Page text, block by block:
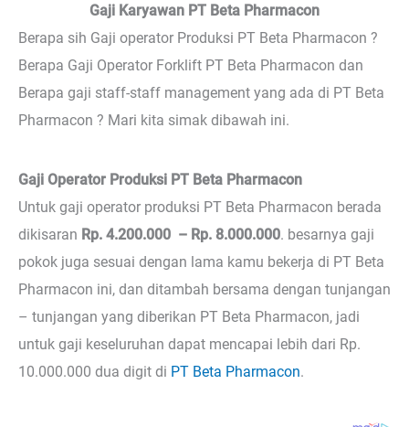
Gaji Karyawan PT Beta Pharmacon
Berapa sih Gaji operator Produksi PT Beta Pharmacon ?
Berapa Gaji Operator Forklift PT Beta Pharmacon dan
Berapa gaji staff-staff management yang ada di PT Beta
Pharmacon ? Mari kita simak dibawah ini.
Gaji Operator Produksi PT Beta Pharmacon
Untuk gaji operator produksi PT Beta Pharmacon berada
dikisaran Rp. 4.200.000 – Rp. 8.000.000. besarnya gaji
pokok juga sesuai dengan lama kamu bekerja di PT Beta
Pharmacon ini, dan ditambah bersama dengan tunjangan
– tunjangan yang diberikan PT Beta Pharmacon, jadi
untuk gaji keseluruhan dapat mencapai lebih dari Rp.
10.000.000 dua digit di PT Beta Pharmacon.